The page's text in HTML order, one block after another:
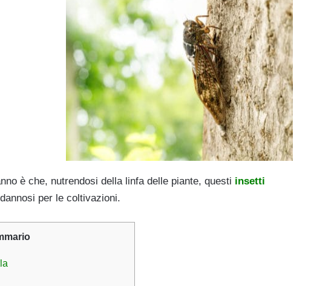
è che, nutrendosi della linfa delle piante, questi insetti
per le coltivazioni.